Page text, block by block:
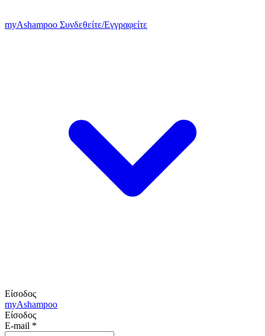
myAshampoo Συνδεθείτε/Εγγραφείτε
Είσοδος
myAshampoo
Είσοδος
E-mail *